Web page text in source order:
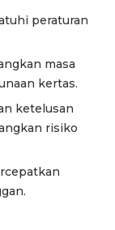
peraturan
masa
kertas.
ketelusan
risiko